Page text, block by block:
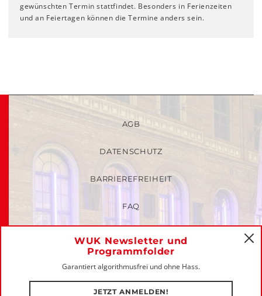
gewünschten Termin stattfindet. Besonders in Ferienzeiten
und an Feiertagen können die Termine anders sein.
WUK Newsletter und
Programmfolder
Garantiert algorithmusfrei und ohne Hass.
JETZT ANMELDEN!
AGB
DATENSCHUTZ
BARRIEREFREIHEIT
FAQ
IMPRESSUM